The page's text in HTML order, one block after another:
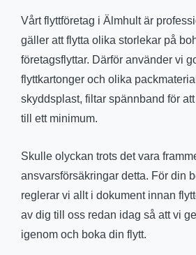
Vårt flyttföretag i Älmhult är
gäller att flytta olika storlekar på
företagsflyttar. Därför använder vi
flyttkartonger och olika
skyddsplast, filtar spännband för
till ett minimum.
Skulle olyckan trots det vara
ansvarsförsäkringar detta. För din
reglerar vi allt i dokument innan
av dig till oss redan idag så att vi
igenom och boka din flytt.